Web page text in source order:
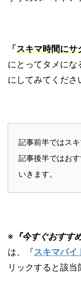
「スキマ時間にサ
にとってタメに
にしてみてくださ
記事前半ではス
記事後半ではお
いきます。
※ 『今すぐおすす
は、『スキマバイ
リックすると該当